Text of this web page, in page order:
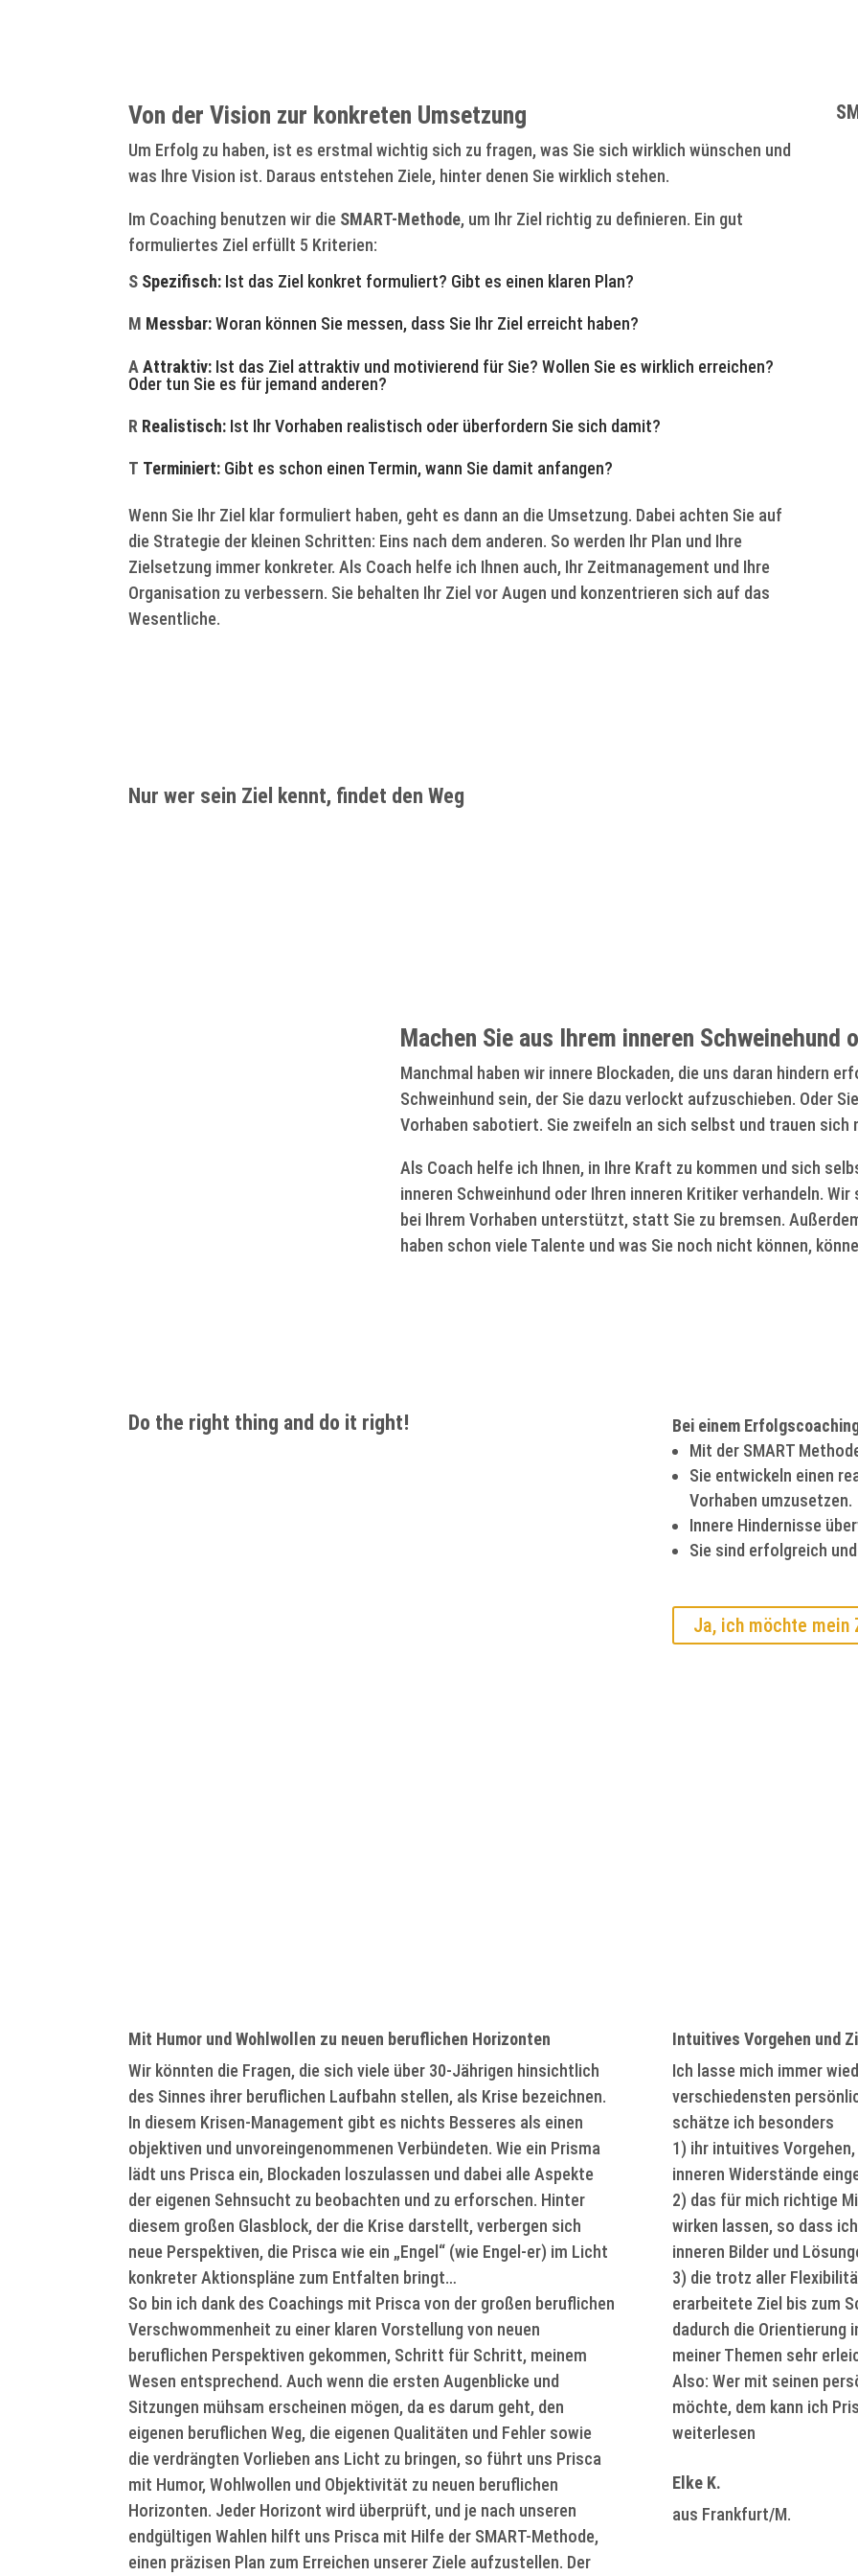
Von der Vision zur konkreten Umsetzung
Um Erfolg zu haben, ist es erstmal wichtig sich zu fragen, was Sie sich wirklich wünschen und
was Ihre Vision ist. Daraus entstehen Ziele, hinter denen Sie wirklich stehen.
Im Coaching benutzen wir die SMART-Methode, um Ihr Ziel richtig zu definieren. Ein gut
formuliertes Ziel erfüllt 5 Kriterien:
S Spezifisch: Ist das Ziel konkret formuliert? Gibt es einen klaren Plan?
M Messbar:Woran können Sie messen, dass Sie Ihr Ziel erreicht haben?
AAttraktiv: Ist das Ziel attraktiv und motivierend für Sie? Wollen Sie es wirklich erreichen?
Oder tun Sie es für jemand anderen?
R Realistisch: Ist Ihr Vorhaben realistisch oder überfordern Sie sich damit?
T Terminiert: Gibt es schon einen Termin, wann Sie damit anfangen?
Wenn Sie Ihr Ziel klar formuliert haben, geht es dann an die Umsetzung. Dabei achten Sie auf
die Strategie der kleinen Schritten: Eins nach dem anderen. So werden Ihr Plan und Ihre
Zielsetzung immer konkreter. Als Coach helfe ich Ihnen auch, Ihr Zeitmanagement und Ihre
Organisation zu verbessern. Sie behalten Ihr Ziel vor Augen und konzentrieren sich auf das
Wesentliche.
Nur wer sein Ziel kennt, findet den Weg
Machen Sie aus Ihrem inneren Schweinehund
Manchmal haben wir innere Blockaden, die uns daran hindern
Schweinhund sein, der Sie dazu verlockt aufzuschieben. Oder
Vorhaben sabotiert. Sie zweifeln an sich selbst und trauen sich
Als Coach helfe ich Ihnen, in Ihre Kraft zu kommen und sich
inneren Schweinhund oder Ihren inneren Kritiker verhandeln.
bei Ihrem Vorhaben unterstützt, statt Sie zu bremsen.
haben schon viele Talente und was Sie noch nicht können,
Do the right thing and do it right!
Bei einem
Mit der SMART
Sie entwickeln einen
Vorhaben umzusetzen.
Innere Hindernisse
Sie sind erfolgreich
Ja, ich möchte mein
Mit Humor und Wohlwollen zu neuen beruflichen Horizonten
Wir könnten die Fragen, die sich viele über 30-Jährigen hinsichtlich
des Sinnes ihrer beruflichen Laufbahn stellen, als Krise bezeichnen.
In diesem Krisen-Management gibt es nichts Besseres als einen
objektiven und unvoreingenommenen Verbündeten. Wie ein Prisma
lädt uns Prisca ein, Blockaden loszulassen und dabei alle Aspekte
der eigenen Sehnsucht zu beobachten und zu erforschen. Hinter
diesem großen Glasblock, der die Krise darstellt, verbergen sich
neue Perspektiven, die Prisca wie ein „Engel“ (wie Engel-er) im Licht
konkreter Aktionspläne zum Entfalten bringt…
So bin ich dank des Coachings mit Prisca von der großen beruflichen
Verschwommenheit zu einer klaren Vorstellung von neuen
beruflichen Perspektiven gekommen, Schritt für Schritt, meinem
Wesen entsprechend. Auch wenn die ersten Augenblicke und
Sitzungen mühsam erscheinen mögen, da es darum geht, den
eigenen beruflichen Weg, die eigenen Qualitäten und Fehler sowie
die verdrängten Vorlieben ans Licht zu bringen, so führt uns Prisca
mit Humor, Wohlwollen und Objektivität zu neuen beruflichen
Horizonten. Jeder Horizont wird überprüft, und je nach unseren
endgültigen Wahlen hilft uns Prisca mit Hilfe der SMART-Methode,
einen präzisen Plan zum Erreichen unserer Ziele aufzustellen. Der
Intuitives Vorgehen und
Ich lasse mich immer
verschiedensten
schätze ich besonders
1) ihr intuitives
inneren Widerstände
2) das für mich richtige
wirken lassen, so dass
inneren Bilder und
3) die trotz aller
erarbeitete Ziel bis zum
dadurch die Orientierung
meiner Themen sehr
Also: Wer mit seinen
möchte, dem kann ich
weiterlesen
Elke K.
aus Frankfurt/M.